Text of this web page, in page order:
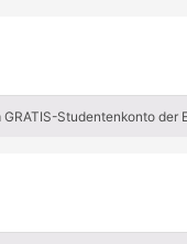
Studentenkonto der